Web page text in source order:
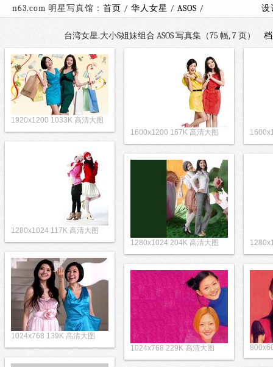
n63.com 明星写真馆： 首页 / 华人女星 / ASOS / 设
台湾女星.大小S姐妹组合 ASOS 写真集（75 幅, 7 页）
1920x1200 1033K 高清大图
1600x1200 167K 高清大图
1280x1024 117K 高清大图
1280x1024 204K 高清大图
1024x768 139K 高清大图
1024x768 229K 高清大图